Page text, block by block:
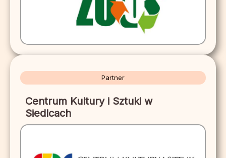
Partner
Centrum Kultury i Sztuki w
Siedlcach